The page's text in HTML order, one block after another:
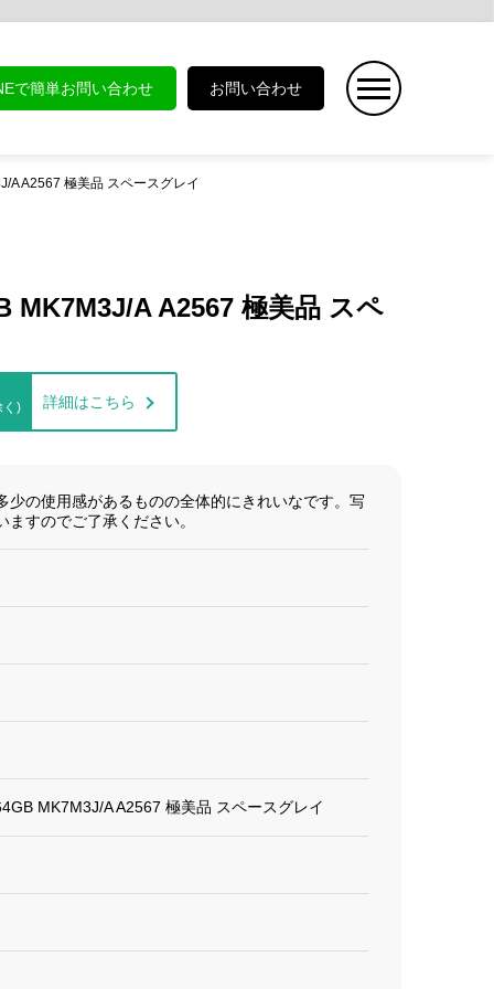
で簡単お問い合わせ お問い合わせ
A A2567 極美品 スペースグレイ
A A2567 極美品 スペ
く) 詳細はこちら
少の使用感があるものの全体的にきれいなです。写
すのでご了承ください。
MK7M3J/A A2567 極美品 スペースグレイ